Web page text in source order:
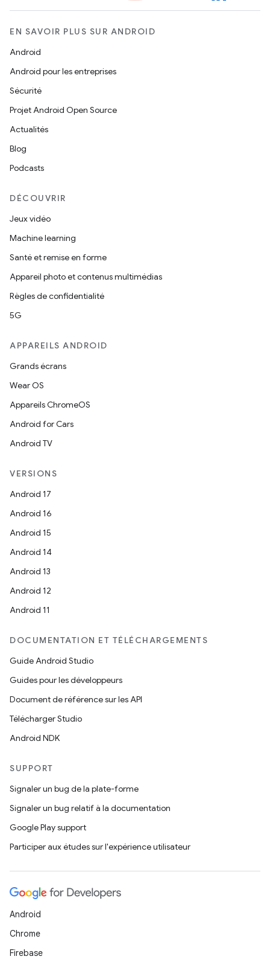
EN SAVOIR PLUS SUR ANDROID
Android
Android pour les entreprises
Sécurité
Projet Android Open Source
Actualités
Blog
Podcasts
DÉCOUVRIR
Jeux vidéo
Machine learning
Santé et remise en forme
Appareil photo et contenus multimédias
Règles de confidentialité
5G
APPAREILS ANDROID
Grands écrans
Wear OS
Appareils ChromeOS
Android for Cars
Android TV
VERSIONS
Android 17
Android 16
Android 15
Android 14
Android 13
Android 12
Android 11
DOCUMENTATION ET TÉLÉCHARGEMENTS
Guide Android Studio
Guides pour les développeurs
Document de référence sur les API
Télécharger Studio
Android NDK
SUPPORT
Signaler un bug de la plate-forme
Signaler un bug relatif à la documentation
Google Play support
Participer aux études sur l'expérience utilisateur
Android
Chrome
Firebase